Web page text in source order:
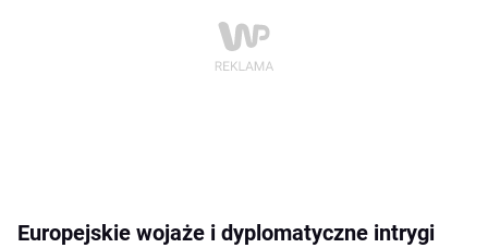
Europejskie wojaże i dyplomatyczne intrygi